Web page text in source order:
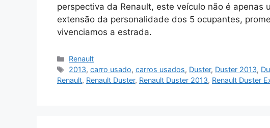
perspectiva da Renault, este veículo não é apenas
extensão da personalidade dos 5 ocupantes,
vivenciamos a estrada.
Categorias
Renault
Tags
2013,carro usado,carros usados, Duster, Duster 2013,
Renault, Renault Duster, Renault Duster 2013, Renault Duster